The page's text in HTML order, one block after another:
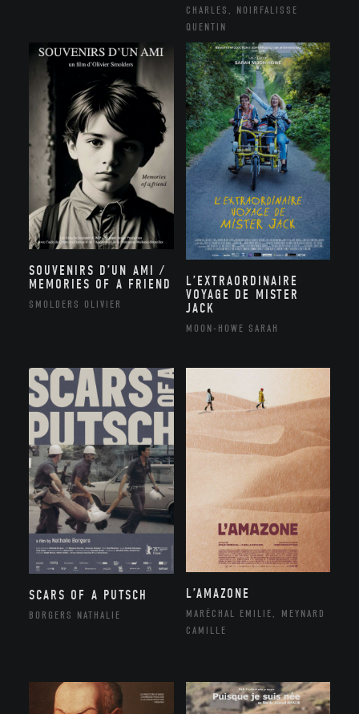
CHARLES, NOIRFALISSE
QUENTIN
SOUVENIRS D’UN AMI /
MEMORIES OF A FRIEND
SMOLDERS OLIVIER
L’EXTRAORDINAIRE
VOYAGE DE MISTER
JACK
MOON-HOWE SARAH
SCARS OF A PUTSCH
BORGERS NATHALIE
L’AMAZONE
MARÉCHAL EMILIE, MEYNARD
CAMILLE